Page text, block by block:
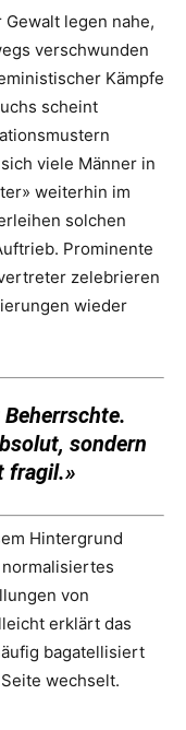
legen nahe,
verschwunden
Kämpfe
scheint
viele Männer in
weiterhin im
solchen
Prominente
zelebrieren
wieder
sondern
fragil.»
Hintergrund
von
erklärt das
bagatellisiert
wechselt.